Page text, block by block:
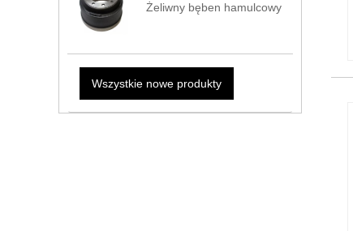
Żeliwny bęben hamulcowy
Wszystkie nowe produkty